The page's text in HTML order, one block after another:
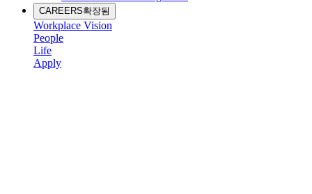
CAREERS확장됨
Workplace Vision
People
Life
Apply